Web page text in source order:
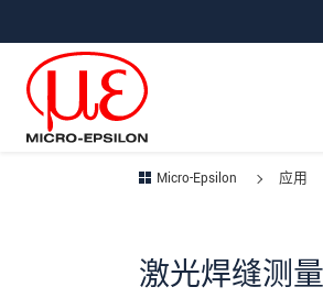
Micro-Epsilon 应用
激光焊缝测